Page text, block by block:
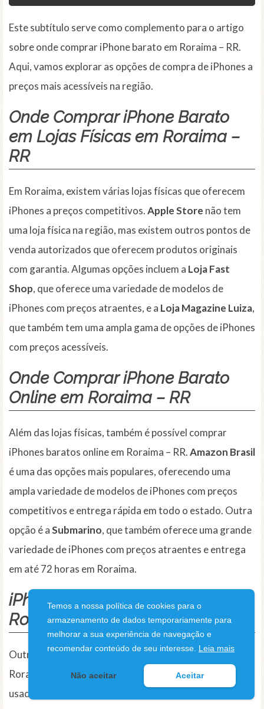
Este subtítulo serve como complemento para o artigo
sobre onde comprar iPhone barato em Roraima – RR.
Aqui, vamos explorar as opções de compra de iPhones a
preços mais acessíveis na região.
Onde Comprar iPhone Barato
em Lojas Físicas em Roraima –
RR
Em Roraima, existem várias lojas físicas que oferecem
iPhones a preços competitivos.Apple Store não tem
uma loja física na região, mas existem outros pontos de
venda autorizados que oferecem produtos originais
com garantia. Algumas opções incluem a Loja Fast
Shop, que oferece uma variedade de modelos de
iPhones com preços atraentes, e a Loja Magazine Luiza,
que também tem uma ampla gama de opções de iPhones
com preços acessíveis.
Onde Comprar iPhone Barato
Online em Roraima – RR
Além das lojas físicas, também é possível comprar
iPhones baratos online em Roraima – RR.Amazon Brasil
é uma das opções mais populares, oferecendo uma
ampla variedade de modelos de iPhones com preços
competitivos e entrega rápida em todo o estado. Outra
opção é aSubmarino, que também oferece uma grande
variedade de iPhones com preços atraentes e entrega
em até 72 horas em Roraima.
iPhone Barato Usado em
Roraima – RR
Outra opção para comprar um iPhone barato em
Roraima – RR é considerar a compra de um modelo
usado. Existem várias plataformas online que permitem
Temos a nossa política de cookies para o
armazenamento de dados temporariamente para
melhorar a sua experiência de navegação e
recomendar conteúdo de seu interesse. Leia mais
Não aceitar Aceitar